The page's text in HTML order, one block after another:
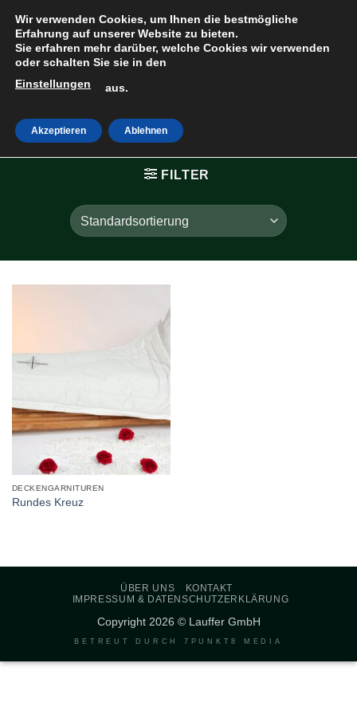
Inhalt
springen
HOME
KREUZ
FILTER
DECKENGARNITUREN
Rundes Kreuz
ÜBER UNS
KONTAKT
IMPRESSUM & DATENSCHUTZERKLÄRUNG
Copyright 2026 © Lauffer GmbH
BETREUT DURCH 7PUNKT8 MEDIA
Wir verwenden Cookies, um Ihnen die bestmögliche
Erfahrung auf unserer Website zu bieten.
Sie erfahren mehr darüber, welche Cookies wir verwenden
oder schalten Sie sie in den
Einstellungen
aus.
Akzeptieren Ablehnen